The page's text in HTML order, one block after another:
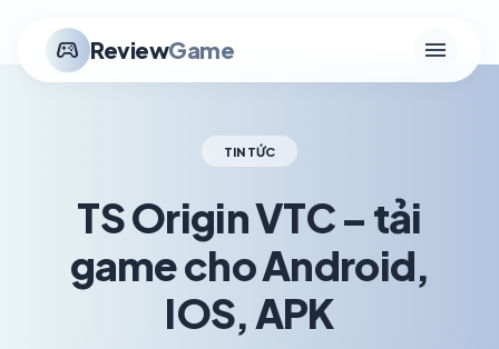
stadia_controller ReviewGame menu
TIN TỨC
TS Origin VTC – tải
game cho Android,
IOS, APK